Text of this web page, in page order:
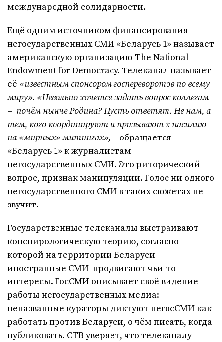
международной солидарности.
Ещё одним источником финансирования
негосударственных СМИ «Беларусь 1» называет
американскую организацию The National
Endowment for Democracy. Телеканал называет
её «известным спонсором госпереворотов по всему
миру». «Невольно хочется задать вопрос коллегам
– почём нынче Родина? Пусть ответят. Не нам, а
тем, кого координируют и призывают к насилию
на «мирных» митингах», – обращается
«Беларусь 1» к журналистам
негосударственных СМИ. Это риторический
вопрос, признак манипуляции. Голос ни одного
негосударственного СМИ в таких сюжетах не
звучит.
Государственные телеканалы выстраивают
конспирологическую теорию, согласно
которой на территории Беларуси
иностранные СМИ продвигают чьи-то
интересы. ГосСМИ описывает своё видение
работы негосударственных медиа:
неназванные кураторы диктуют негосСМИ как
работать против Беларуси, о чём писать, когда
публиковать. СТВ уверяет, что телеканалу